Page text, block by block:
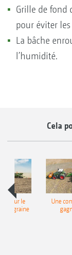
Grille de fond
pour éviter
La bâche
l’humidité.
Cela
pour le
Une